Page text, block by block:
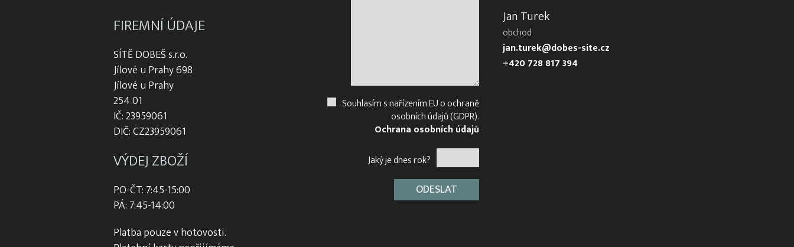
FIREMNÍ ÚDAJE
SÍTĚ DOBEŠ s.r.o.
Jílové u Prahy 698
Jílové u Prahy
254 01
IČ: 23959061
DIČ: CZ23959061
VÝDEJ ZBOŽÍ
PO-ČT: 7:45-15:00
PÁ: 7:45-14:00
Platba pouze v hotovosti.
Souhlasím s nařízením EU o ochraně
osobních údajů (GDPR).
Ochrana osobních údajů
Jaký je dnes rok?
Jan Turek
obchod
jan.turek@dobes-site.cz
+420 728 817 394